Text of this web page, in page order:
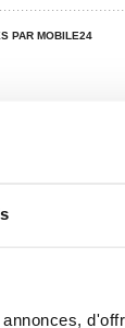
PAR MOBILE24
EN